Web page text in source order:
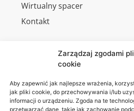
Zarządzaj zgodami
cookie
Aby zapewnić jak najlepsze wrażenia,
jak pliki cookie, do przechowywania i/lub
informacji o urządzeniu. Zgoda na te
przetwarzać dane, takie jak zachowanie
Wirtualny spacer
Kontakt
Akademia
WSEI
ul.